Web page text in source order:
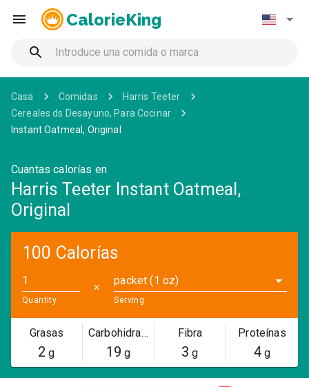
CalorieKing
Casa Comidas
Harris Teeter
Cereales ds Desayuno, Para Cocinar
Instant Oatmeal, Original
Cuantas calorías en
Harris Teeter Instant Oatmeal,
Original
100 Calorías
Quantity
✕
packet (1 oz)
Serving
Grasas
2 g
Carbohidratos
19 g
Fibra
3 g
Proteínas
4g